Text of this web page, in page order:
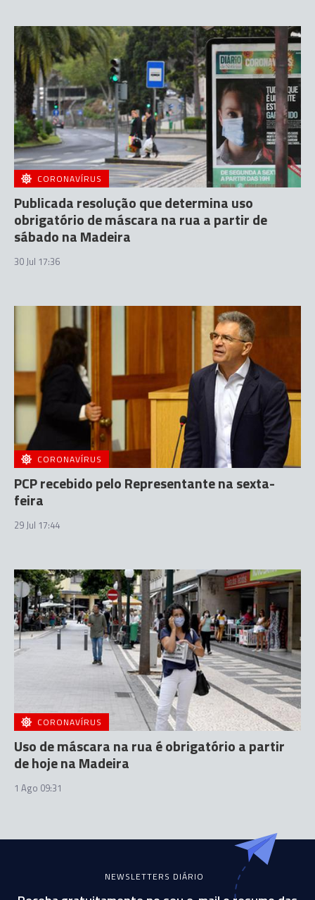
CORONAVÍRUS
Publicada resolução que determina uso
obrigatório de máscara na rua a partir de
sábado na Madeira
30 Jul 17:36
CORONAVÍRUS
PCP recebido pelo Representante na sexta-
feira
29 Jul 17:44
CORONAVÍRUS
Uso de máscara na rua é obrigatório a partir
de hoje na Madeira
1 Ago 09:31
NEWSLETTERS DIÁRIO